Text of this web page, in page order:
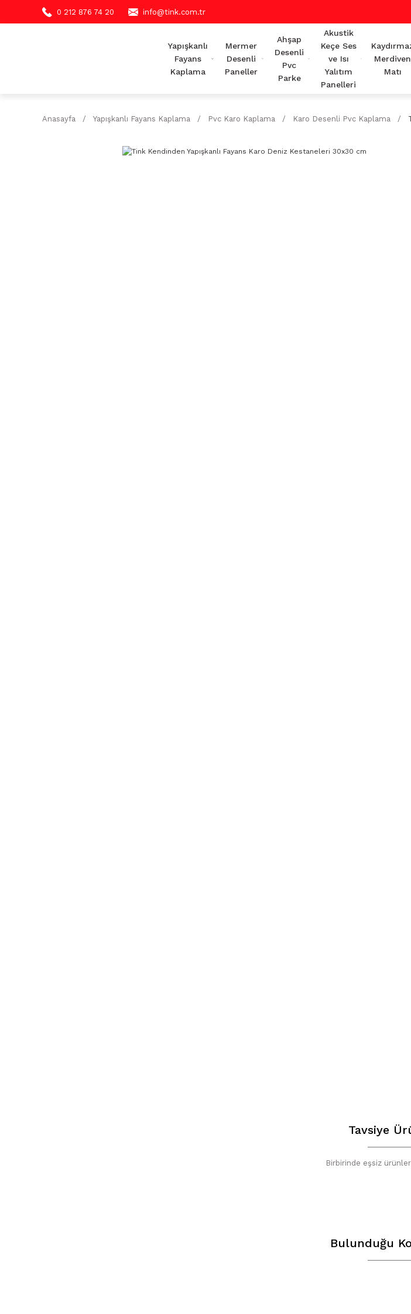
0 212 876 74 20 info@tink.com.tr
Yapışkanlı
Fayans
Kaplama
Mermer
Desenli
Paneller
Ahşap
Desenli
Pvc
Parke
Akustik
Keçe Ses
ve Isı
Yalıtım
Panelleri
Merdiven
Matı
Anasayfa Yapışkanlı Fayans Kaplama Pvc Karo Kaplama Karo Desenli Pvc Kaplama
Tavsiye
Birbirinde eşsiz
Bulunduğu